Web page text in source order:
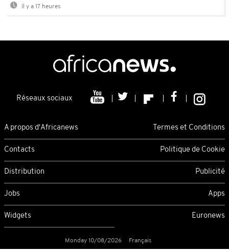
Il y a 17 heures
Réseaux sociaux
A propos d'Africanews Termes et Conditions
Contacts Politique de Cookie
Distribution Publicité
Jobs Apps
Widgets Euronews
Monday 10/08/2026